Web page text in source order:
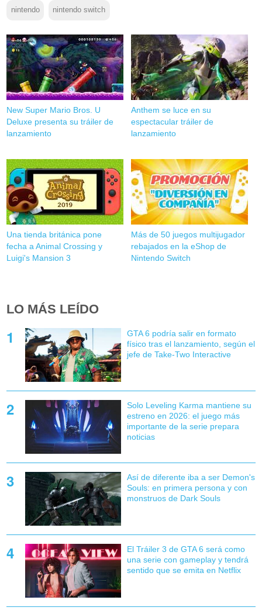
nintendo nintendo switch
New Super Mario Bros. U
Deluxe presenta su tráiler de
lanzamiento
Anthem se luce en su
espectacular tráiler de
lanzamiento
Una tienda británica pone
fecha a Animal Crossing y
Luigi's Mansion 3
Más de 50 juegos multijugador
rebajados en la eShop de
Nintendo Switch
LO MÁS LEÍDO
GTA 6 podría salir en formato
físico tras el lanzamiento, según el
jefe de Take-Two Interactive
Solo Leveling Karma mantiene su
estreno en 2026: el juego más
importante de la serie prepara
noticias
Así de diferente iba a ser Demon's
Souls: en primera persona y con
monstruos de Dark Souls
El Tráiler 3 de GTA 6 será como
una serie con gameplay y tendrá
sentido que se emita en Netflix